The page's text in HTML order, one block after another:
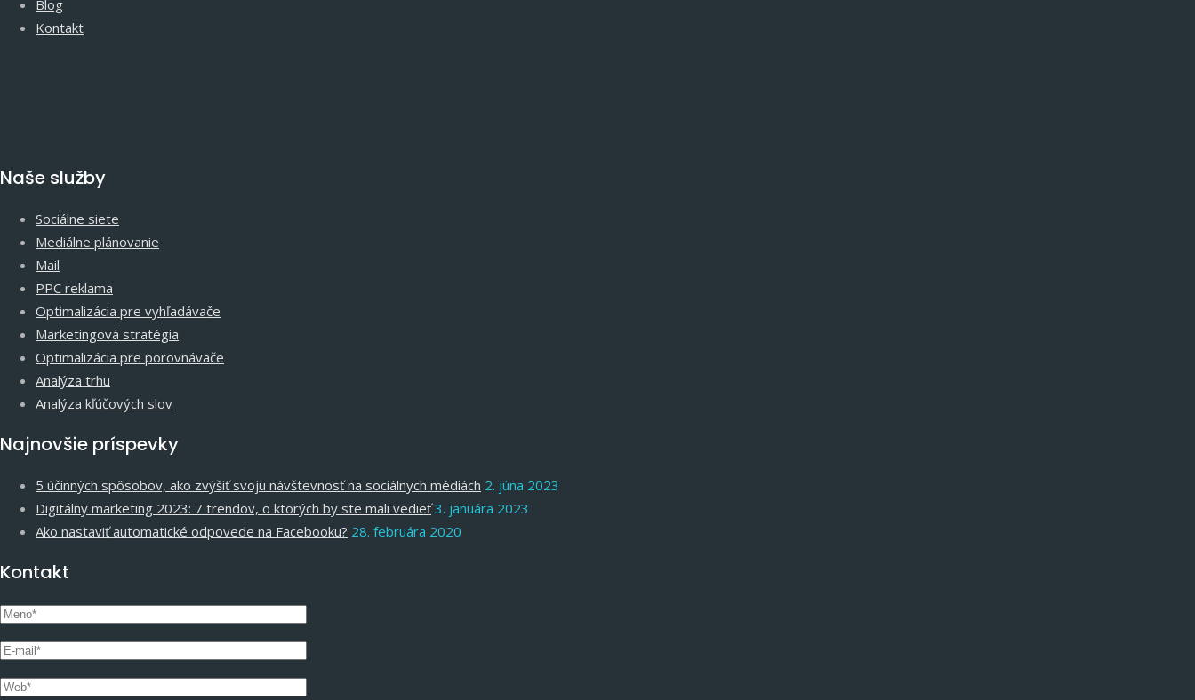
Blog
Kontakt
Naše služby
Sociálne siete
Mediálne plánovanie
Mail
PPC reklama
Optimalizácia pre vyhľadávače
Marketingová stratégia
Optimalizácia pre porovnávače
Analýza trhu
Analýza kľúčových slov
Najnovšie príspevky
5 účinných spôsobov, ako zvýšiť svoju návštevnosť na sociálnych médiách 2. júna 2023
Digitálny marketing 2023: 7 trendov, o ktorých by ste mali vedieť 3. januára 2023
Ako nastaviť automatické odpovede na Facebooku? 28. februára 2020
Kontakt